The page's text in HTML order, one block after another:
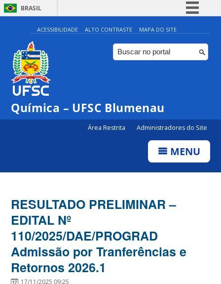
BRASIL
Simplifique!
Comunica BR
Participe
Canais
ACESSIBILIDADE ALTO CONTRASTE MAPA DO SITE
Química – UFSC Blumenau
Área Restrita Administradores do Site
MENU
RESULTADO PRELIMINAR –
EDITAL Nº
110/2025/DAE/PROGRAD
Admissão por Tranferências e
Retornos 2026.1
17/11/2025 09:25